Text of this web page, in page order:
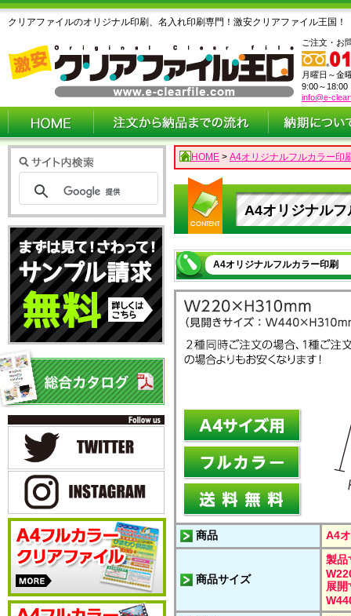
クリアファイルのオリジナル印刷、名入れ印刷専門！激安クリアファイル王国！
ご注文・お
月曜日～金
9:00～18:00
info@e-
HOME > A4オリジナルフルカラー印
A4オリジナル
A4オリジナルフルカラー印刷
商品 A4
商品サイズ
製品
展開